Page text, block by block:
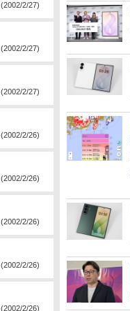
(2002/2/27)
(2002/2/27)
(2002/2/27)
(2002/2/26)
(2002/2/26)
(2002/2/26)
(2002/2/26)
(2002/2/26)